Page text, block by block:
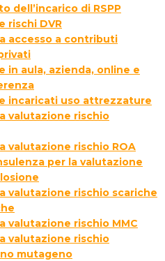
dell’incarico di RSPP
rischi DVR
accesso a contributi
in aula, azienda, online e
incaricati uso attrezzature
valutazione rischio
valutazione rischio ROA
per la valutazione
valutazione rischio scariche
valutazione rischio MMC
valutazione rischio
mutageno